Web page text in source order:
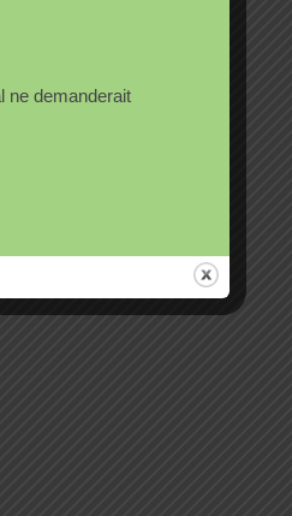
ne demanderait